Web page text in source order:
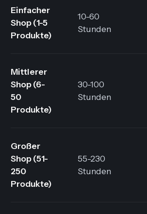
Einfacher
Shop(1-5
Produkte)
10-60
Stunden
Mittlerer
Shop(6-
50
Produkte)
30-100
Stunden
Großer
Shop(51-
250
Produkte)
55-230
Stunden